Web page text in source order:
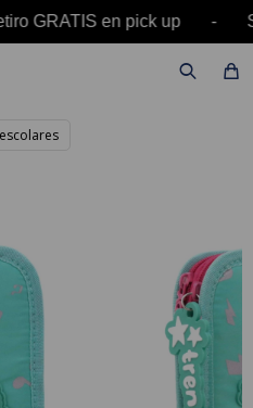
GRATIS en pick up